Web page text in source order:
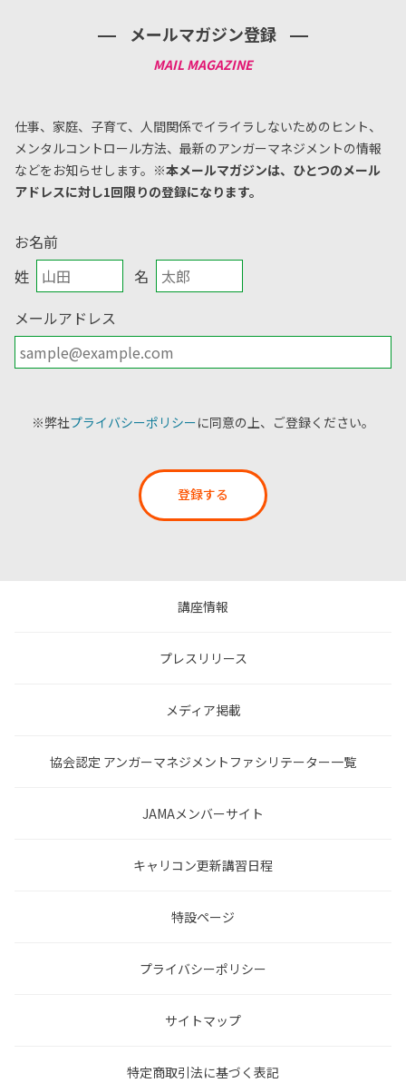
メールマガジン登録
仕事、家庭、子育て、人間関係でイライラしないためのヒント、
メンタルコントロール方法、 最新のアンガーマネジメントの情報
などをお知らせします。 ※本メールマガジンは、ひとつのメール
アドレスに対し1回限りの登録になります。
お名前
姓
名
メールアドレス
※弊社プライバシーポリシーに同意の上、ご登録ください。
登録する
講座情報
プレスリリース
メディア掲載
協会認定 アンガーマネジメントファシリテーター一覧
JAMAメンバーサイト
キャリコン更新講習日程
特設ページ
プライバシーポリシー
サイトマップ
特定商取引法に基づく表記